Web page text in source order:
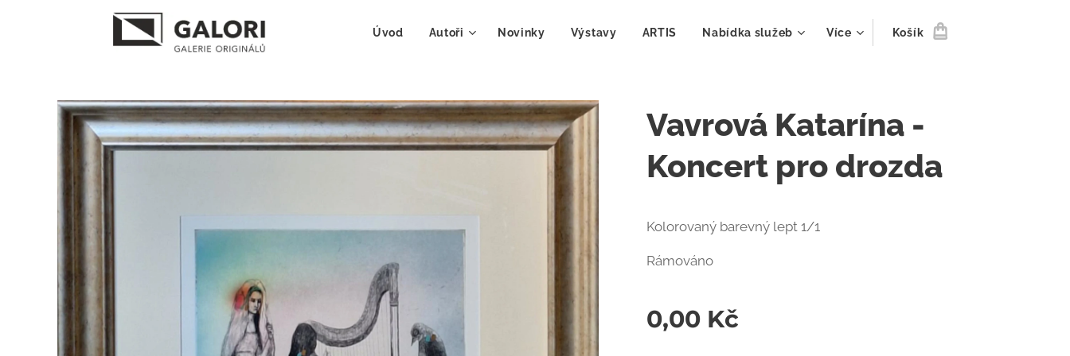
Úvod Autoři Novinky Výstavy ARTIS Nabídka služeb Více Košík
Vavrová Katarína -
Koncert pro drozda
Kolorovaný barevný lept 1/1
Rámováno
0,00 Kč